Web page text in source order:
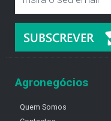
Agronegócios
Quem Somos